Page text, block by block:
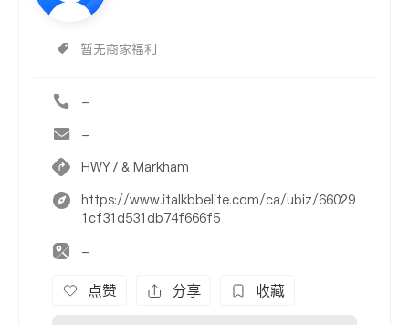
暂无商家福利
-
-
HWY7 & Markham
https://www.italkbbelite.com/ca/ubiz/66029
1cf31d531db74f666f5
-
点赞 分享 收藏